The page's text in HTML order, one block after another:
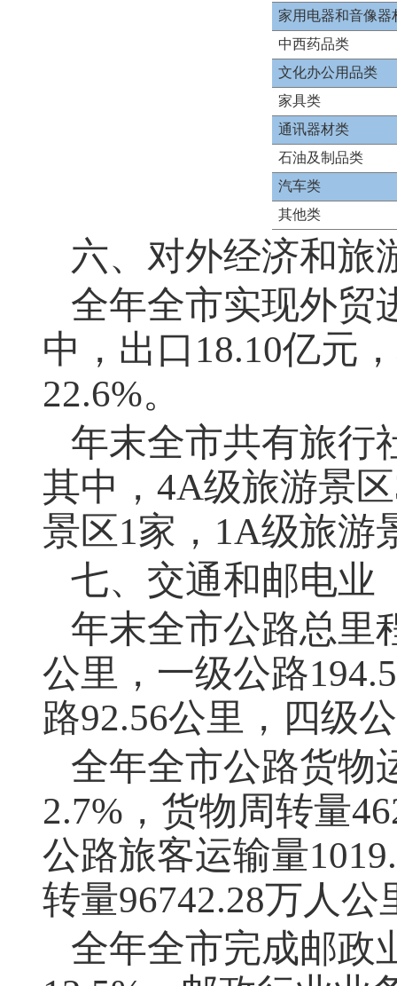
家用电器和音像器
中西药品类
文化办公用品类
家具类
通讯器材类
石油及制品类
汽车类
其他类
六、对外经济和旅
全年全市实现外贸
中，出口18.10亿元
22.6%。
年末全市共有旅行
其中，4A级旅游景
景区1家，1A级旅游
七、交通和邮电业
年末全市公路总里
公里，一级公路
路92.56公里，四级
全年全市公路货物
2.7%，货物周转量
公路旅客运输量
转量96742.28万人
全年全市完成邮政